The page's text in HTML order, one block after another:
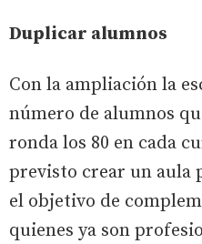
Duplicar alumnos
Con la ampliación la
número de alumnos
ronda los 80 en cada
previsto crear un aula
el objetivo de
quienes ya son